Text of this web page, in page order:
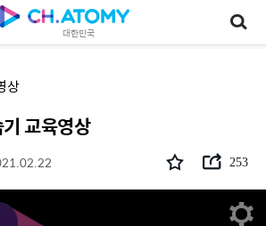
대한민국
교육영상
상
교육영상
253